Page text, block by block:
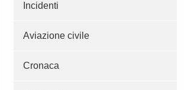
Incidenti
Aviazione civile
Cronaca